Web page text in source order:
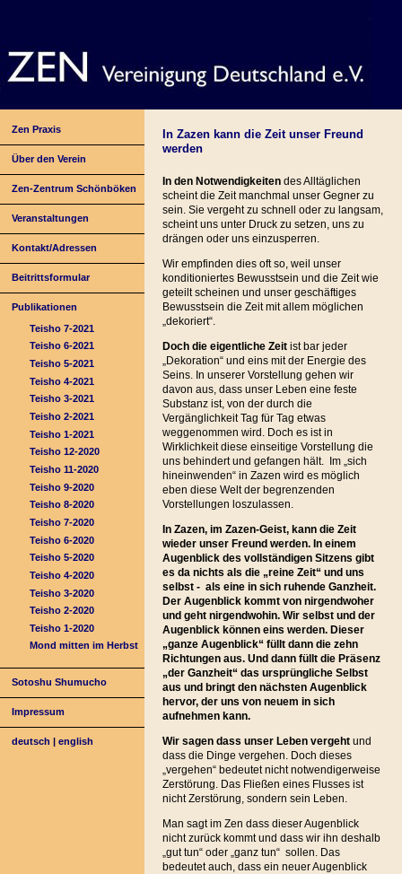
Zen Praxis
Über den Verein
Zen-Zentrum Schönböken
Veranstaltungen
Kontakt/Adressen
Beitrittsformular
Publikationen
Teisho 7-2021
Teisho 6-2021
Teisho 5-2021
Teisho 4-2021
Teisho 3-2021
Teisho 2-2021
Teisho 1-2021
Teisho 12-2020
Teisho 11-2020
Teisho 9-2020
Teisho 8-2020
Teisho 7-2020
Teisho 6-2020
Teisho 5-2020
Teisho 4-2020
Teisho 3-2020
Teisho 2-2020
Teisho 1-2020
Mond mitten im Herbst
Sotoshu Shumucho
Impressum
deutsch |english
In Zazen kann die Zeit unser Freund
werden
In den Notwendigkeitendes Alltäglichen
scheint die Zeit manchmal unser Gegner zu
sein. Sie vergeht zu schnell oder zu langsam,
scheint uns unter Druck zu setzen, uns zu
drängen oder uns einzusperren.
Wir empfinden dies oft so, weil unser
konditioniertes Bewusstsein und die Zeit wie
geteilt scheinen und unser geschäftiges
Bewusstsein die Zeit mit allem möglichen
„dekoriert“.
Doch die eigentliche Zeitist bar jeder
„Dekoration“ und eins mit der Energie des
Seins. In unserer Vorstellung gehen wir
davon aus, dass unser Leben eine feste
Substanz ist, von der durch die
Vergänglichkeit Tag für Tag etwas
weggenommen wird. Doch es ist in
Wirklichkeit diese einseitige Vorstellung die
uns behindert und gefangen hält. Im „sich
hineinwenden“ in Zazen wird es möglich
eben diese Welt der begrenzenden
Vorstellungen loszulassen.
In Zazen, im Zazen-Geist, kann die Zeit
wieder unser Freund werden. In einem
Augenblick des vollständigen Sitzens gibt
es da nichts als die „reine Zeit“ und uns
selbst - als eine in sich ruhende Ganzheit.
Der Augenblick kommt von nirgendwoher
und geht nirgendwohin. Wir selbst und der
Augenblick können eins werden. Dieser
„ganze Augenblick“ füllt dann die zehn
Richtungen aus. Und dann füllt die Präsenz
„der Ganzheit“ das ursprüngliche Selbst
aus und bringt den nächsten Augenblick
hervor, der uns von neuem in sich
aufnehmen kann.
Wir sagen dass unser Leben vergehtund
dass die Dinge vergehen. Doch dieses
„vergehen“ bedeutet nicht notwendigerweise
Zerstörung. Das Fließen eines Flusses ist
nicht Zerstörung, sondern sein Leben.
Man sagt im Zen dass dieser Augenblick
nicht zurück kommt und dass wir ihn deshalb
„gut tun“ oder „ganz tun“ sollen. Das
bedeutet auch, dass ein neuer Augenblick